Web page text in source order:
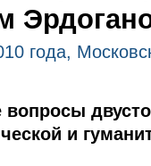
года,
и